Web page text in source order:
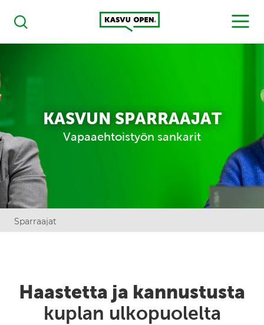
Haku
Kasvu Open
MENU
KASVUN SPARRAAJAT
Vapaaehtoistyön sankarit
Sparraajat
Haastetta ja kannustusta
kuplan ulkopuolelta